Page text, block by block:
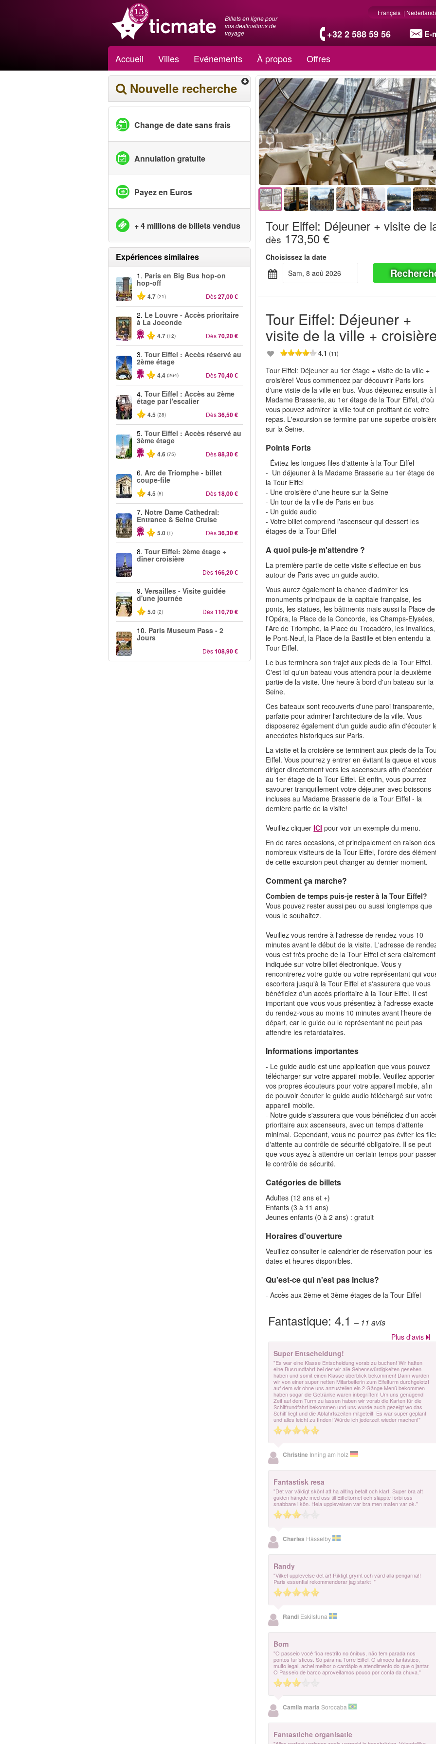
Billets en ligne pour
vos destinations de
voyage
+32 2 588 59 56 E-
Français |
Accueil Villes Evénements À propos Offres
Nouvelle recherche
Change de date sans frais
Annulation gratuite
Payez en Euros
+ 4 millions de billets vendus
Expériences similaires
1. Paris en Big Bus hop-on
hop-off
4.7 (21) Dès27,00 €
2. Le Louvre - Accès prioritaire
à La Joconde
4.7 (12) Dès70,20 €
3. Tour Eiffel : Accès réservé au
2ème étage
4.4 (264) Dès70,40 €
4. Tour Eiffel : Accès au 2ème
étage par l'escalier
4.5 (28) Dès36,50 €
5. Tour Eiffel : Accès réservé au
3ème étage
4.6 (75) Dès88,30 €
6. Arc de Triomphe - billet
coupe-file
4.5 (8) Dès18,00 €
7. Notre Dame Cathedral:
Entrance & Seine Cruise
5.0 (1) Dès36,30 €
8. Tour Eiffel: 2ème étage +
dîner croisière
Dès166,20 €
9. Versailles - Visite guidée
d'une journée
5.0 (2) Dès110,70 €
10. Paris Museum Pass - 2
Jours
Dès108,90 €
Tour Eiffel: Déjeuner + visite de
dès 173,50 €
Choisissez la date
sam, 8 aoû 2026
Tour Eiffel: Déjeuner +
visite de la ville +
4.1(11)
Tour Eiffel: Déjeuner au 1er étage + visite de la ville +
croisière! Vous commencez par découvrir Paris lors
d'une visite de la ville en bus. Vous déjeunez ensuite à
Madame Brasserie, au 1er étage de la Tour Eiffel, d'où
vous pouvez admirer la ville tout en profitant de votre
repas. L'excursion se termine par une superbe
sur la Seine.
Points Forts
- Évitez les longues files d'attente à la Tour Eiffel
- Un déjeuner à la Madame Brasserie au 1er étage de
la Tour Eiffel
- Une croisière d'une heure sur la Seine
- Un tour de la ville de Paris en bus
- Un guide audio
- Votre billet comprend l'ascenseur qui dessert les
étages de la Tour Eiffel
A quoi puis-je m'attendre ?
La première partie de cette visite s'effectue en bus
autour de Paris avec un guide audio.
Vous aurez également la chance d'admirer les
monuments principaux de la capitale française, les
ponts, les statues, les bâtiments mais aussi la Place de
l'Opéra, la Place de la Concorde, les Champs-Elysées,
l'Arc de Triomphe, la Place du Trocadéro, les Invalides,
le Pont-Neuf, la Place de la Bastille et bien entendu la
Tour Eiffel.
Le bus terminera son trajet aux pieds de la Tour Eiffel.
C'est ici qu'un bateau vous attendra pour la deuxième
partie de la visite. Une heure à bord d'un bateau sur la
Seine.
Ces bateaux sont recouverts d'une paroi transparente,
parfaite pour admirer l'architecture de la ville. Vous
disposerez également d'un guide audio afin d'écouter
anecdotes historiques sur Paris.
La visite et la croisière se terminent aux pieds de la
Eiffel. Vous pourrez y entrer en évitant la queue et vous
diriger directement vers les ascenseurs afin d'accéder
au 1er étage de la Tour Eiffel. Et enfin, vous pourrez
savourer tranquillement votre déjeuner avec boissons
incluses au Madame Brasserie de la Tour Eiffel - la
dernière partie de la visite!
Veuillez cliquerICI pour voir un exemple du menu.
En de rares occasions, et principalement en raison des
nombreux visiteurs de la Tour Eiffel, l’ordre des
de cette excursion peut changer au dernier moment.
Comment ça marche?
Combien de temps puis-je rester à la Tour Eiffel?
Vous pouvez rester aussi peu ou aussi longtemps que
vous le souhaitez.
Veuillez vous rendre à l'adresse de rendez-vous 10
minutes avant le début de la visite. L'adresse de
vous est très proche de la Tour Eiffel et sera clairement
indiquée sur votre billet électronique. Vous y
rencontrerez votre guide ou votre représentant qui
escortera jusqu'à la Tour Eiffel et s'assurera que vous
bénéficiez d'un accès prioritaire à la Tour Eiffel. Il est
important que vous vous présentiez à l'adresse exacte
du rendez-vous au moins 10 minutes avant l'heure de
départ, car le guide ou le représentant ne peut pas
attendre les retardataires.
Informations importantes
- Le guide audio est une application que vous pouvez
télécharger sur votre appareil mobile. Veuillez apporter
vos propres écouteurs pour votre appareil mobile, afin
de pouvoir écouter le guide audio téléchargé sur votre
appareil mobile.
- Notre guide s'assurera que vous bénéficiez d'un
prioritaire aux ascenseurs, avec un temps d'attente
minimal. Cependant, vous ne pourrez pas éviter les
d'attente au contrôle de sécurité obligatoire. Il se peut
que vous ayez à attendre un certain temps pour passer
le contrôle de sécurité.
Catégories de billets
Adultes (12 ans et +)
Enfants (3 à 11 ans)
Jeunes enfants (0 à 2 ans) : gratuit
Horaires d'ouverture
Veuillez consulter le calendrier de réservation pour les
dates et heures disponibles.
Qu'est-ce qui n'est pas inclus?
- Accès aux 2ème et 3ème étages de la Tour Eiffel
Fantastique:4.1– 11avis
Plus d'avis
Super Entscheidung!
"Es war eine Klasse Entscheidung vorab zu buchen! Wir hatten
eine Busrundfahrt bei der wir alle Sehenswürdigkeiten gesehen
haben und somit einen Klasse überblick bekommen! Dann wurden
wir von einer super netten Mitarbeiterin zum Eifelturm durchgelotzt
auf dem wir ohne uns anzustellen ein 2 Gänge Menü bekommen
haben sogar die Getränke waren inbegriffen! Um uns genügend
Zeit auf dem Turm zu lassen haben wir vorab die Karten für die
Schiffrundfahrt bekommen und uns wurde auch gezeigt wo das
Schiff liegt und die Abfahrtszeiten mitgeteilt! Es war super geplant
und alles leicht zu finden! Würde ich jederzeit wieder machen!"
Christine Inning am holz
Fantastisk resa
"Det var väldigt skönt att ha allting betalt och klart. Super bra att
guiden hängde med oss till Eiffeltornet och släppte förbi oss
snabbare i kön. Hela upplevelsen var bra men maten var ok."
Charles Hässelby
Randy
"Vilket upplevelse det är! Riktigt grymt och värd alla pengarna!!
Paris essential rekommenderar jag starkt !"
Randi Eskilstuna
Bom
"O passeio você fica restrito no ônibus, não tem parada nos
pontos turísticos. Só pára na Torre Eiffel. O almoço fantástico,
muito legal, achei melhor o cardápio e atendimento do que o jantar.
O Passeio de barco aproveitamos pouco por conta da chuva."
Camila mariaSorocaba
Fantastiche organisatie